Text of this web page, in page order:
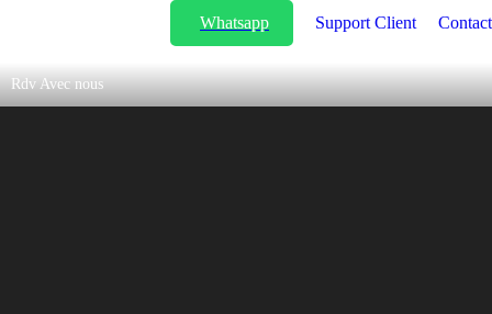
Whatsapp Support Client Contact
Rdv Avec nous